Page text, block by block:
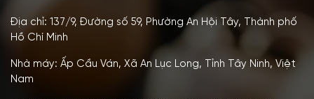
Địa chỉ: 137/9, Đường số 59, Phường An Hội Tây, Thành phố
Hồ Chí Minh
Nhà máy: Ấp Cầu Ván, Xã An Lục Long, Tỉnh Tây Ninh, Việt
Nam